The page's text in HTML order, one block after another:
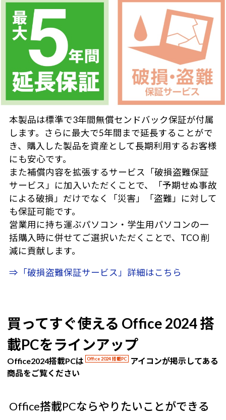
本製品は標準で3年間無償センドバック保証が付属
します。さらに最大で5年間まで延長することがで
き、購入した製品を資産として長期利用するお客様
にも安心です。
また補償内容を拡張するサービス「破損盗難保証
サービス」に加入いただくことで、「予期せぬ事故
による破損」だけでなく「災害」「盗難」に対して
も保証可能です。
営業用に持ち運ぶパソコン・学生用パソコンの一
括購入時に併せてご選択いただくことで、TCO 削
減に貢献します。
⇒「破損盗難保証サービス」詳細はこちら
買ってすぐ使える Office 2024 搭
載PCをラインアップ
Office2024搭載PCは Office 2024 搭載PC
アイコンが掲示してある
商品をご覧ください
Office搭載PCならやりたいことができる